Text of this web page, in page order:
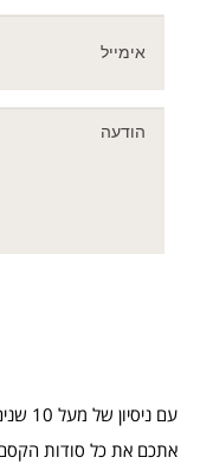
אתכם את כל סודות הקסם